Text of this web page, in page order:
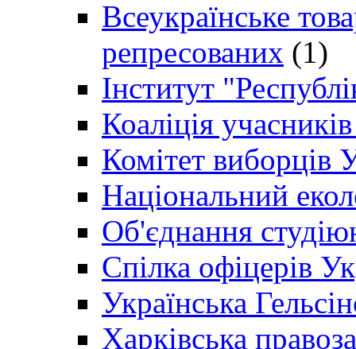
Всеукраїнське
репресованих (1)
Інститут
Коаліція
Комітет виборців
Національний
Об'єднання
Спілка офіцерів
Українська
Харківська